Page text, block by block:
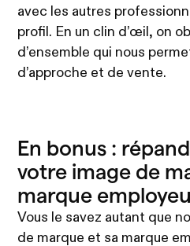
avec les autres
profil. En un clin d’œil, on
d’ensemble qui nous
d’approche et de vente.
En bonus :
votre image de
marque
Vous le savez autant que
de marque et sa marque